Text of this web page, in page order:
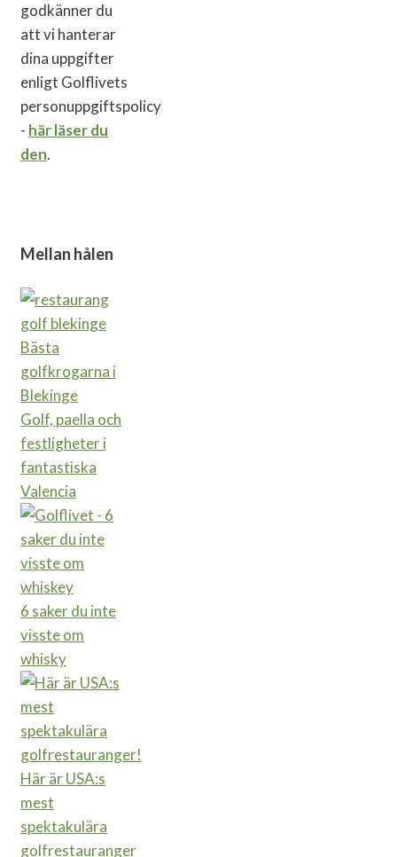
godkänner du
att vi hanterar
dina uppgifter
enligt Golflivets
personuppgiftspolicy
- här läser du
den.
Mellan hålen
Bästa
golfkrogarna i
Blekinge
Golf, paella och
festligheter i
fantastiska
Valencia
6 saker du inte
visste om
whisky
Här är USA:s
mest
spektakulära
golfrestauranger